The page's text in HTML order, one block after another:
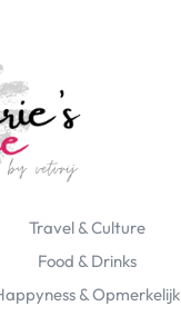
Travel & Culture
Food & Drinks
& Opmerkelijk